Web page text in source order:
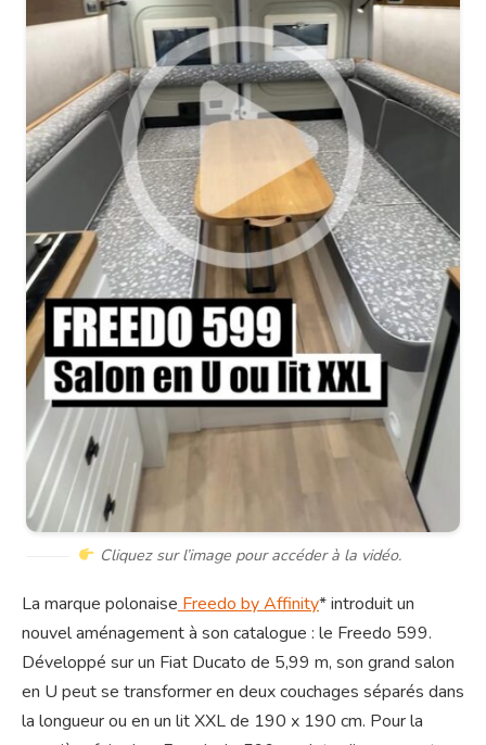
Cliquez sur l’image pour accéder à la vidéo.
La marque polonaise Freedo by Affinity* introduit un
nouvel aménagement à son catalogue : le Freedo 599.
Développé sur un Fiat Ducato de 5,99 m, son grand salon
en U peut se transformer en deux couchages séparés dans
la longueur ou en un lit XXL de 190 x 190 cm. Pour la